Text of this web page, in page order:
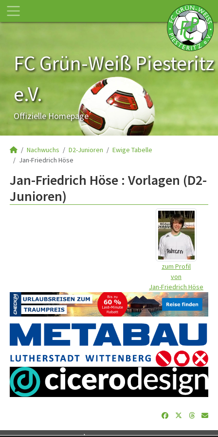
FC Grün-Weiß Piesteritz
e.V.
Offizielle Homepage
Nachwuchs D2-Junioren
Ewige Tabelle
Jan-Friedrich Höse
Jan-Friedrich Höse : Vorlagen (D2-
Junioren)
zum Profil
von
Jan-Friedrich Höse